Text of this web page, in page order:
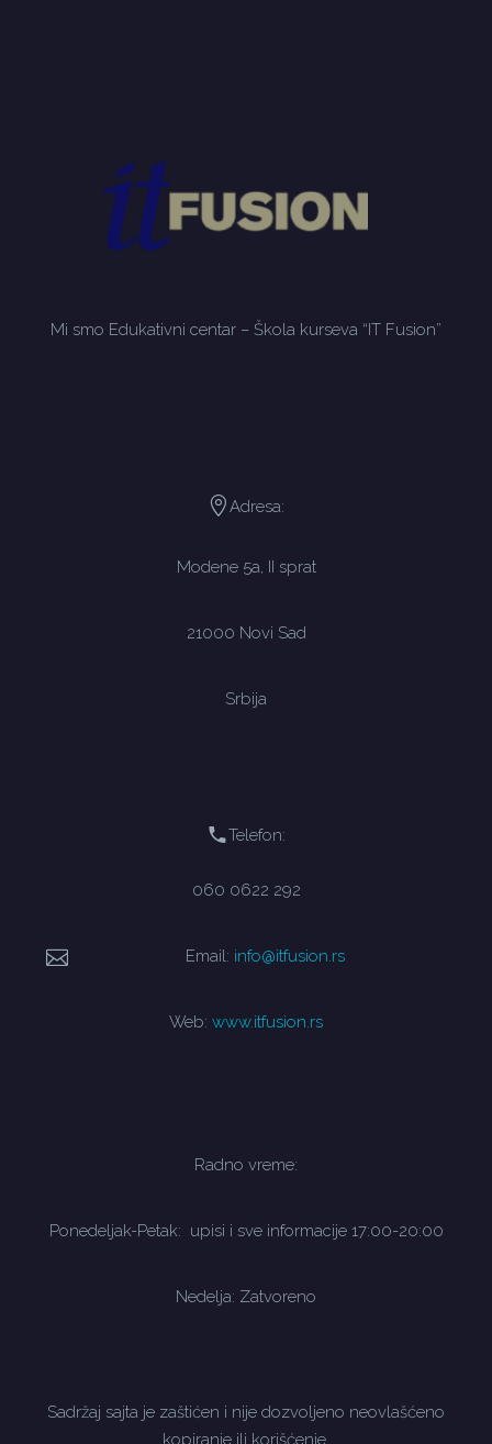
Mi smo Edukativni centar – Škola kurseva “IT Fusion”
Adresa:
Modene 5a, II sprat
21000 Novi Sad
Srbija
Telefon:
060 0622 292
Email: info@itfusion.rs
Web: www.itfusion.rs
Radno vreme:
Ponedeljak-Petak: upisi i sve informacije 17:00-20:00
Nedelja: Zatvoreno
Sadržaj sajta je zaštićen i nije dozvoljeno neovlašćeno
kopiranje ili korišćenje.